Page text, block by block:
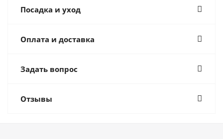
Посадка и уход
Оплата и доставка
Задать вопрос
Отзывы